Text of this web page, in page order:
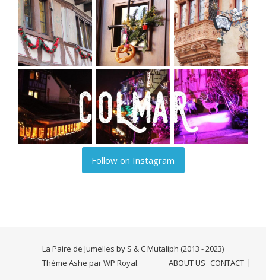
Follow on Instagram
La Paire de Jumelles by S & C Mutaliph (2013 - 2023)
ABOUT US CONTACT
Thème Ashe parWP Royal.